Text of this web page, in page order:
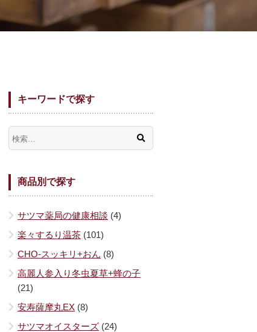
キーワードで探す
商品別で探す
サツマ薬局の健康相談 (4)
楽々するり温茶 (101)
CHO-スッキリ+おん (8)
高麗人参入り冬虫夏草+蜂の子
(21)
安寿薩摩丸EX (8)
サツマオイスターズ (24)